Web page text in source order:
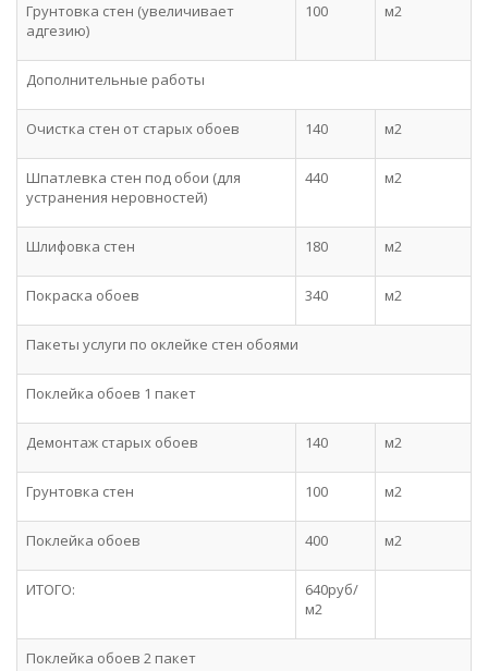
Грунтовка стен (увеличивает
адгезию)
100 м2
Дополнительные работы
Очистка стен от старых обоев 140 м2
Шпатлевка стен под обои (для
устранения неровностей)
440 м2
Шлифовка стен 180 м2
Покраска обоев 340 м2
Пакеты услуги по оклейке стен обоями
Поклейка обоев 1 пакет
Демонтаж старых обоев 140 м2
Грунтовка стен 100 м2
Поклейка обоев 400 м2
ИТОГО:
640руб/
м2
Поклейка обоев 2 пакет